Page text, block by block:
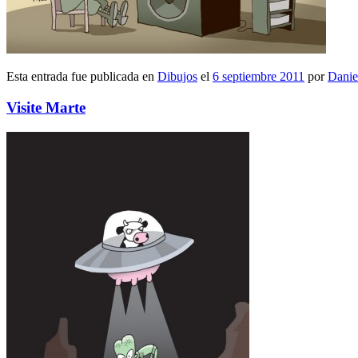
Esta entrada fue publicada en Dibujos el 6 septiembre 2011 por
Visite Marte